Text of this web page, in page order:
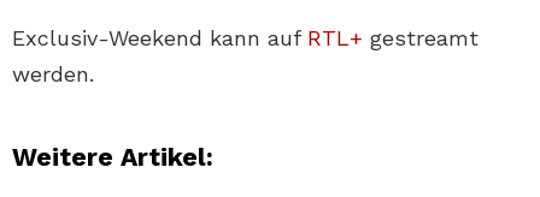
Exclusiv-Weekend kann auf RTL+ gestreamt
werden.
Weitere Artikel: